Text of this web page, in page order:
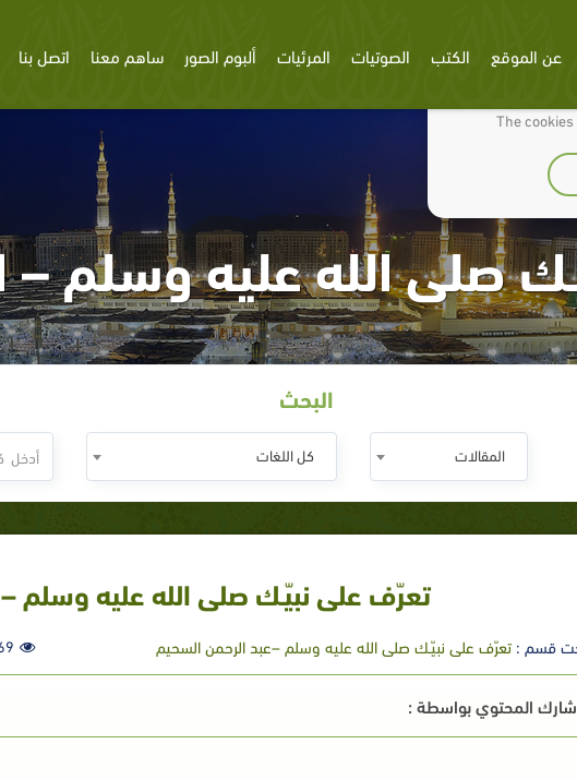
We use cookies
The
عن الموقع الكتب الصوتيات المرئيات ألبوم الصور ساهم معنا اتصل بنا
صلى الله عليه وسلم –
البحث
المقالات كل اللغات
تعرّف على نبيّـك صلى الله عليه وسلم –
قسم :تعرّف على نبيّـك صلى الله عليه وسلم –عبد الرحمن السحيم
شارك المحتوي بواسطة :